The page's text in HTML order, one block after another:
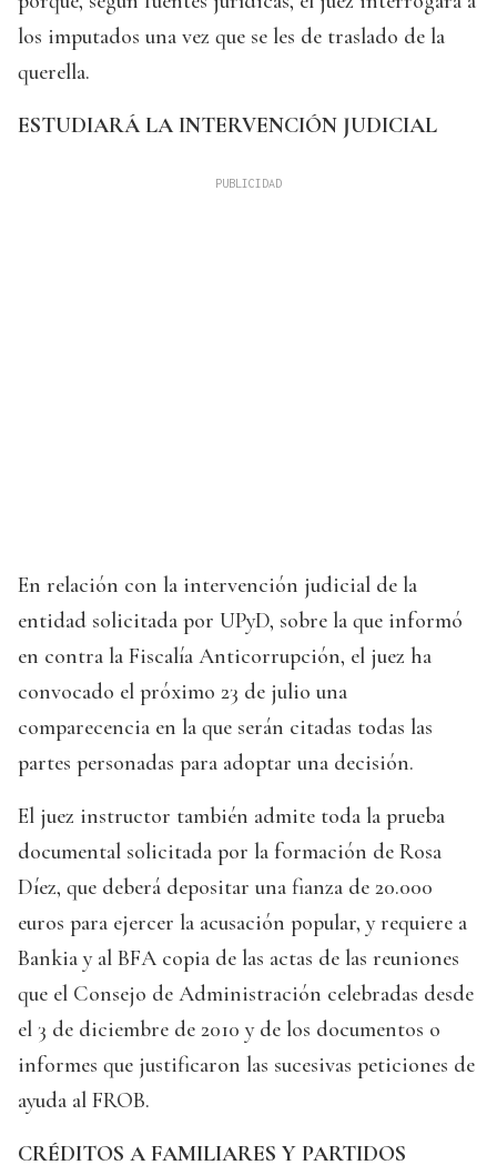
los imputados una vez que se les de traslado de la
querella.
ESTUDIARÁ LA INTERVENCIÓN JUDICIAL
En relación con la intervención judicial de la
entidad solicitada por UPyD, sobre la que informó
en contra la Fiscalía Anticorrupción, el juez ha
convocado el próximo 23 de julio una
comparecencia en la que serán citadas todas las
partes personadas para adoptar una decisión.
El juez instructor también admite toda la prueba
documental solicitada por la formación de Rosa
Díez, que deberá depositar una fianza de 20.000
euros para ejercer la acusación popular, y requiere a
Bankia y al BFA copia de las actas de las reuniones
que el Consejo de Administración celebradas desde
el 3 de diciembre de 2010 y de los documentos o
informes que justificaron las sucesivas peticiones de
ayuda al FROB.
CRÉDITOS A FAMILIARES Y PARTIDOS